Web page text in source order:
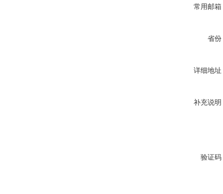
常用邮箱
省份
详细地址
补充说明
验证码